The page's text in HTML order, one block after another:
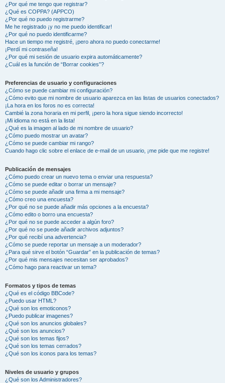
¿Por qué me tengo que registrar?
¿Qué es COPPA? (APPCO)
¿Por qué no puedo registrarme?
Me he registrado ¡y no me puedo identificar!
¿Por qué no puedo identificarme?
Hace un tiempo me registré, ¡pero ahora no puedo conectarme!
¡Perdí mi contraseña!
¿Por qué mi sesión de usuario expira automáticamente?
¿Cuál es la función de “Borrar cookies”?
Preferencias de usuario y configuraciones
¿Cómo se puede cambiar mi configuración?
¿Cómo evito que mi nombre de usuario aparezca en las listas de usuarios conectados?
¡La hora en los foros no es correcta!
Cambié la zona horaria en mi perfil, ¡pero la hora sigue siendo incorrecto!
¡Mi idioma no está en la lista!
¿Qué es la imagen al lado de mi nombre de usuario?
¿Cómo puedo mostrar un avatar?
¿Cómo se puede cambiar mi rango?
Cuando hago clic sobre el enlace de e-mail de un usuario, ¡me pide que me registre!
Publicación de mensajes
¿Cómo puedo crear un nuevo tema o enviar una respuesta?
¿Cómo se puede editar o borrar un mensaje?
¿Cómo se puede añadir una firma a mi mensaje?
¿Cómo creo una encuesta?
¿Por qué no se puede añadir más opciones a la encuesta?
¿Cómo edito o borro una encuesta?
¿Por qué no se puede acceder a algún foro?
¿Por qué no se puede añadir archivos adjuntos?
¿Por qué recibí una advertencia?
¿Cómo se puede reportar un mensaje a un moderador?
¿Para qué sirve el botón “Guardar” en la publicación de temas?
¿Por qué mis mensajes necesitan ser aprobados?
¿Cómo hago para reactivar un tema?
Formatos y tipos de temas
¿Qué es el código BBCode?
¿Puedo usar HTML?
¿Qué son los emoticonos?
¿Puedo publicar imagenes?
¿Qué son los anuncios globales?
¿Qué son los anuncios?
¿Qué son los temas fijos?
¿Qué son los temas cerrados?
¿Qué son los iconos para los temas?
Niveles de usuario y grupos
¿Qué son los Administradores?